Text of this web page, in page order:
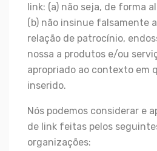
link: (a) não seja, de forma
(b) não insinue falsamente
relação de patrocínio,
nossa a produtos e/ou
apropriado ao contexto em
inserido.
Nós podemos considerar e
de link feitas pelos
organizações: